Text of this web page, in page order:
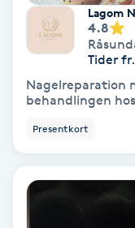
Skinbooster
Sklerosering
Skoinlägg
Skäggfärgning
Lagom
4.8
Tider
Nagelreparation
behandlingen
Presentkort